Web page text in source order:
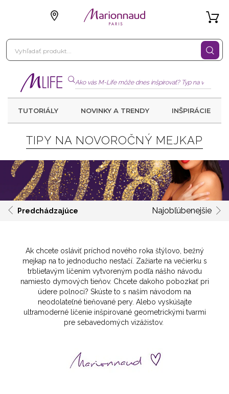
TUTORIÁLY NOVINKY A TRENDY INŠPIRÁCIE
TIPY NA NOVOROČNÝ MEJKAP
Predchádzajúce Najobľúbenejšie
Ak chcete osláviť príchod nového roka štýlovo, bežný
mejkap na to jednoducho nestačí. Zažiarte na večierku s
trblietavým líčením vytvoreným podľa nášho návodu
namiesto dymových tieňov. Chcete dakoho pobozkať pri
údere polnoci? Skúste to s naším návodom na
neodolateľné tieňované pery. Alebo vyskúšajte
ultramoderné líčenie inšpirované geometrickými tvarmi
pre sebavedomých vizážistov.